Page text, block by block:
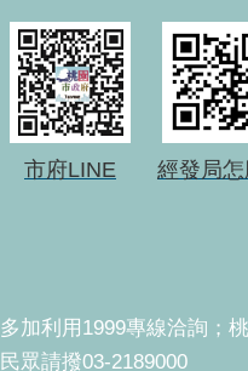
市府LINE 經發局
多加利用1999專線洽詢；
民眾請撥03-2189000